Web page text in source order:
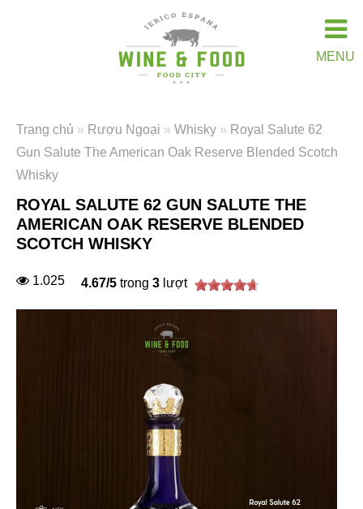
MENU
Trang chủ » Rượu Ngoại » Whisky » Royal Salute 62
Gun Salute The American Oak Reserve Blended Scotch
Whisky
ROYAL SALUTE 62 GUN SALUTE THE
AMERICAN OAK RESERVE BLENDED
SCOTCH WHISKY
1.025 4.67/5 trong 3 lượt